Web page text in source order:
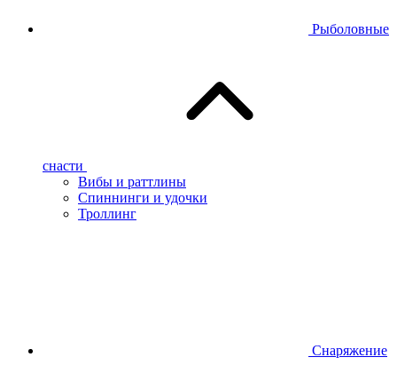
Рыболовные
снасти
Вибы и раттлины
Спиннинги и удочки
Троллинг
Снаряжение